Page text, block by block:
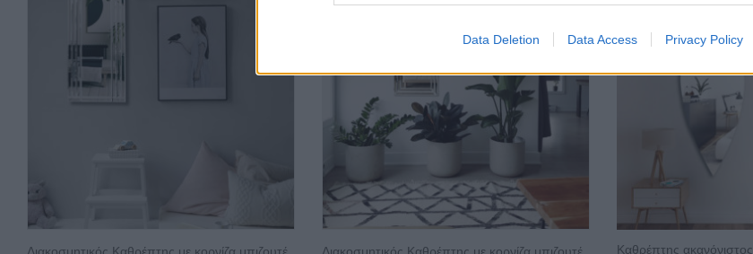
Data Deletion Data Access Privacy Policy
Καθρέπτης ακανόνιστος